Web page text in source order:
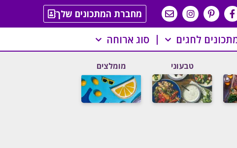
מחברת המתכונים שלך
לחגים סוג ארוחה
טבעוני מומלצים